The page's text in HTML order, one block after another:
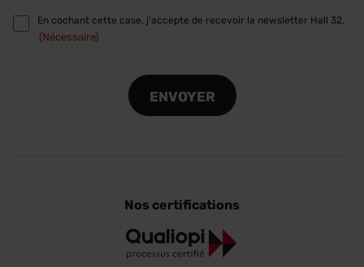
RGPD
(Nécessaire)
En cochant cette case, j'accepte de recevoir la newsletter Hall 32.
(Nécessaire)
Nos certifications